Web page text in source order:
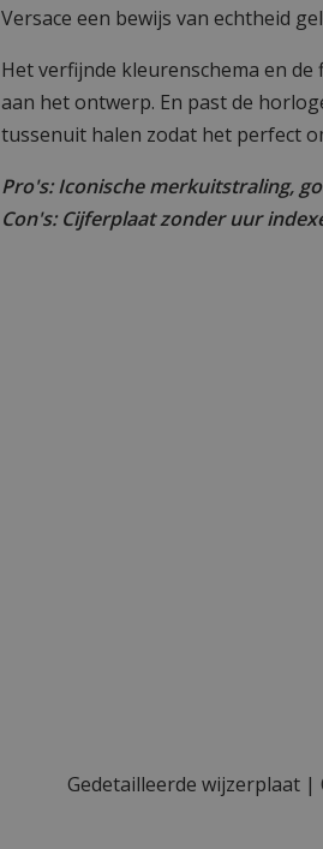
Versace een bewijs van echtheid
Het verfijnde kleurenschema en
aan het ontwerp. En past de
tussenuit halen zodat het perfect
Pro's: Iconische merkuitstraling,
Con's: Cijferplaat zonder uur
Gedetailleerde wijzerplaat